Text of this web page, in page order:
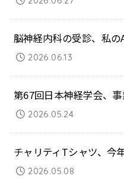
脳神経内科の受診、私
2026.06.13
第67回日本神経学会、
2026.05.24
チャリティTシャツ、今年
2026.05.08